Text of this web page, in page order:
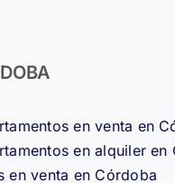
en venta en
en alquiler en
en venta en Córdoba